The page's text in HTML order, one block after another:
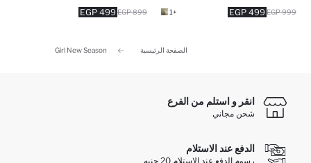
499 EGP 999 EGP
+1
499 EGP 899 EGP
الصفحة الرئيسية Girl New Season
انقر و استلم من الفرع
شحن مجاني
الدفع عند الاستلام
رسوم الدفع عند الاستلام 20 جنيه